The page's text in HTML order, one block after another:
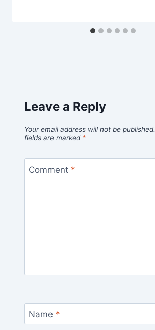
Leave a Reply
Your email address will not be published.
fields are marked *
Comment *
Name *